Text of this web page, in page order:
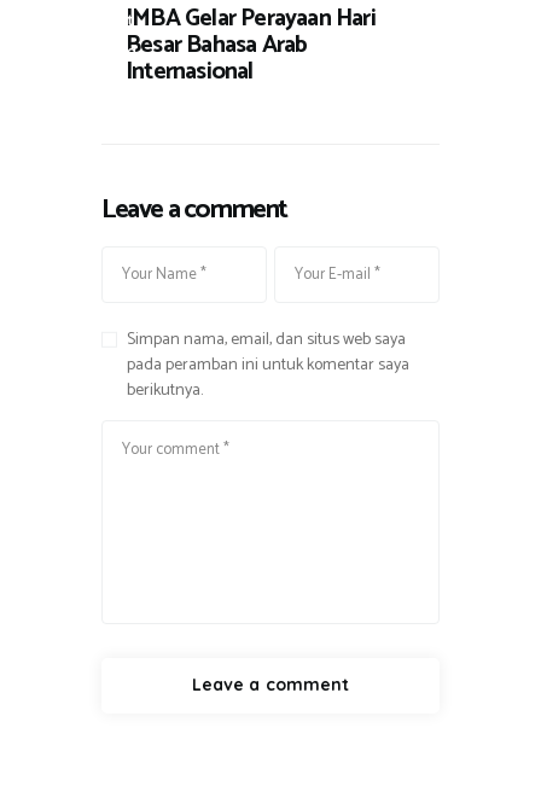
t
a
IMBA Gelar Perayaan Hari
Besar Bahasa Arab
Internasional
Leave a comment
Simpan nama, email, dan situs web saya
pada peramban ini untuk komentar saya
berikutnya.